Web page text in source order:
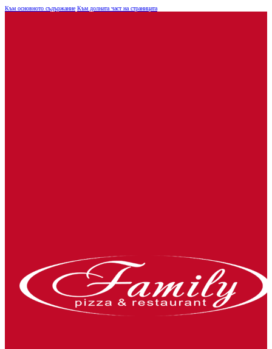
Към основното съдържание Към долната част на страницата